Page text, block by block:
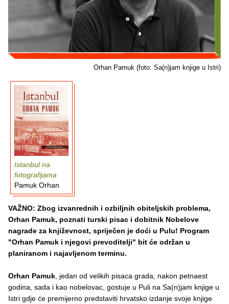
Orhan Pamuk (foto: Sa(n)jam knjige u Istri)
Istanbul na
fotografijama
Pamuk Orhan
VAŽNO: Zbog izvanrednih i ozbiljnih obiteljskih problema,
Orhan Pamuk, poznati turski pisac i dobitnik Nobelove
nagrade za književnost, spriječen je doći u Pulu! Program
"Orhan Pamuk i njegovi prevoditelji" bit će održan u
planiranom i najavljenom terminu.
Orhan Pamuk , jedan od velikih pisaca grada,
nakon petnaest
godina, sada i kao nobelovac, gostuje u Puli na Sa(n)jam knjige u
Istri gdje će premijerno predstaviti hrvatsko izdanje svoje knjige